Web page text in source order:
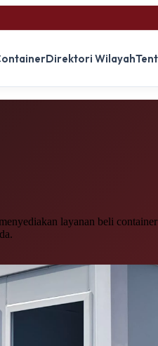
Direktori Wilayah
layanan beli